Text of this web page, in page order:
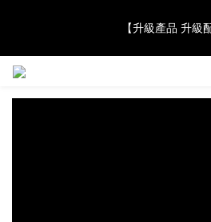
Award 勇奪金
【升級產品 升級
【JaneClare 康膚薈在iida Award